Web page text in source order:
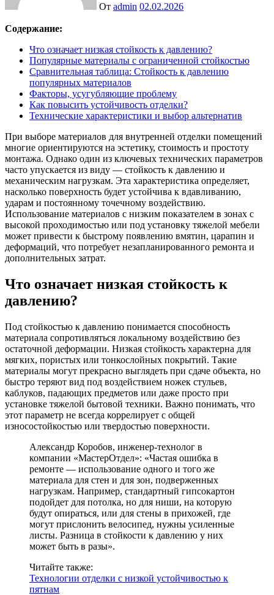
От admin 02.02.2026
Содержание:
Что означает низкая стойкость к давлению?
Популярные материалы с ограниченной стойкостью
Сравнительная таблица: Стойкость к давлению
популярных материалов
Факторы, усугубляющие проблему
Как повысить устойчивость отделки?
Технические характеристики и выбор альтернатив
При выборе материалов для внутренней отделки помещений
многие ориентируются на эстетику, стоимость и простоту
монтажа. Однако один из ключевых технических параметров
часто упускается из виду — стойкость к давлению и
механическим нагрузкам. Эта характеристика определяет,
насколько поверхность будет устойчива к вдавливанию,
ударам и постоянному точечному воздействию.
Использование материалов с низким показателем в зонах с
высокой проходимостью или под установку тяжелой мебели
может привести к быстрому появлению вмятин, царапин и
деформаций, что потребует незапланированного ремонта и
дополнительных затрат.
Что означает низкая стойкость к
давлению?
Под стойкостью к давлению понимается способность
материала сопротивляться локальному воздействию без
остаточной деформации. Низкая стойкость характерна для
мягких, пористых или тонкослойных покрытий. Такие
материалы могут прекрасно выглядеть при сдаче объекта, но
быстро теряют вид под воздействием ножек стульев,
каблуков, падающих предметов или даже просто при
установке тяжелой бытовой техники. Важно понимать, что
этот параметр не всегда коррелирует с общей
износостойкостью или твердостью поверхности.
Александр Коробов, инженер-технолог в
компании «МастерОтдел»: «Частая ошибка в
ремонте — использование одного и того же
материала для стен и для зон, подверженных
нагрузкам. Например, стандартный гипсокартон
подойдет для потолка, но для ниши, на которую
будут опираться, или для стены в прихожей, где
могут прислонить велосипед, нужны усиленные
листы. Разница в стойкости к давлению у них
может быть в разы».
Читайте также:
Технологии отделки с низкой устойчивостью к
пятнам